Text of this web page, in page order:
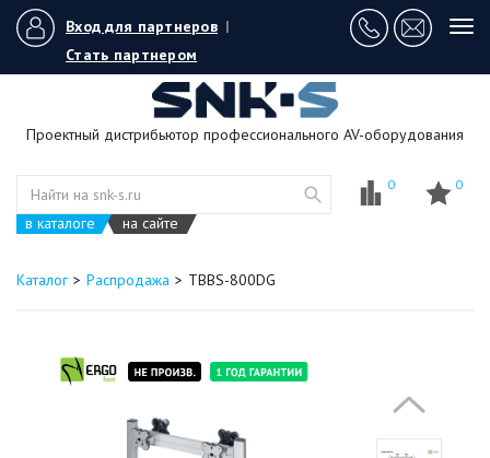
Вход для партнеров |
Стать партнером
Проектный дистрибьютор профессионального AV-оборудования
в каталоге на сайте
0 0
Каталог Распродажа TBBS-800DG